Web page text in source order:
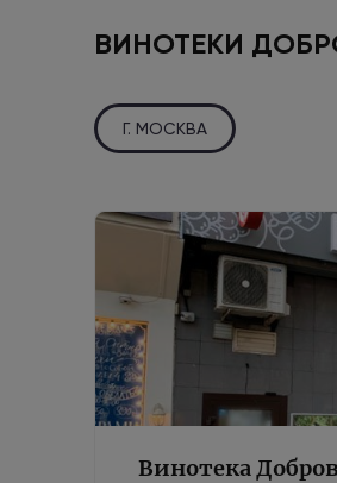
ВИНОТЕКИ
Г. МОСКВА
Винотека